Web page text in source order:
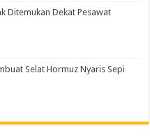
Ditemukan Dekat Pesawat
Selat Hormuz Nyaris Sepi